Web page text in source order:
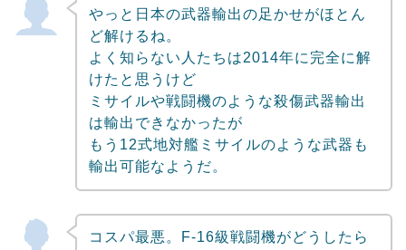
やっと日本の武器輸出の足かせがほとん
ど解けるね。
よく知らない人たちは2014年に完全に解
けたと思うけど
ミサイルや戦闘機のような殺傷武器輸出
は輸出できなかったが
もう12式地対艦ミサイルのような武器も
輸出可能なようだ。
コスパ最悪。F-16級戦闘機がどうしたら